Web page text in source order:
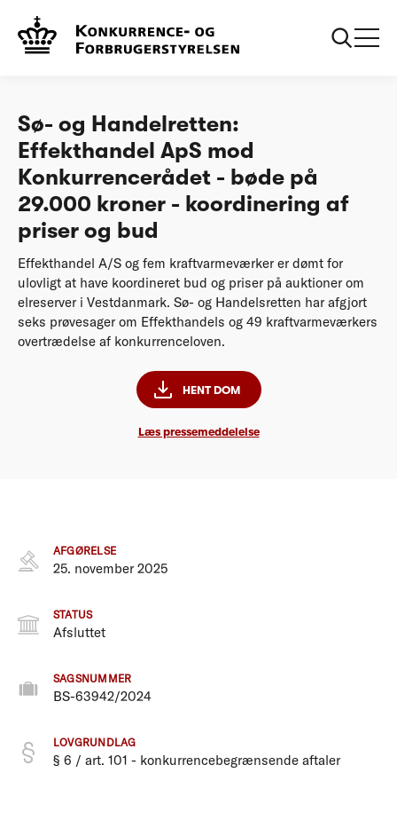
Afgørelser
Konkurrencerådet - bøde på 29.000 kroner -
koordinering af priser og bud
Sø- og Handelretten:
Effekthandel ApS mod
Konkurrencerådet - bøde på
29.000 kroner - koordinering af
priser og bud
Effekthandel A/S og fem kraftvarmeværker er dømt for
ulovligt at have koordineret bud og priser på auktioner om
elreserver i Vestdanmark. Sø- og Handelsretten har afgjort
seks prøvesager om Effekthandels og 49 kraftvarmeværkers
overtrædelse af konkurrenceloven.
HENT DOM
Læs pressemeddelelse
AFGØRELSE
25. november 2025
STATUS
Afsluttet
SAGSNUMMER
BS-63942/2024
LOVGRUNDLAG
§ 6 / art. 101 - konkurrencebegrænsende aftaler